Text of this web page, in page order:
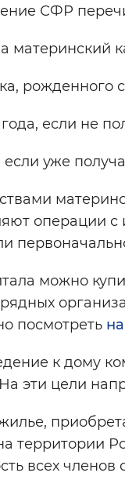
:СФР
материнский
рожденного
если не
если уже
операции
можно
посмотреть
к дому
эти цели
территории
всех членов